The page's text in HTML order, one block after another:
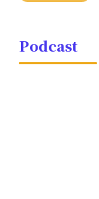
Podcast